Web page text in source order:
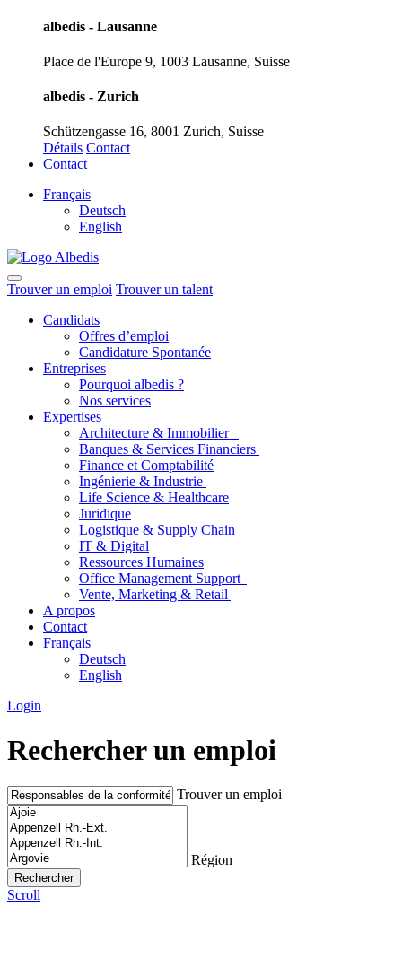
albedis - Lausanne
Place de l'Europe 9, 1003 Lausanne, Suisse
albedis - Zurich
Schützengasse 16, 8001 Zurich, Suisse
Détails Contact
Contact
Français
Deutsch
English
Trouver un emploi Trouver un talent
Candidats
Offres d’emploi
Candidature Spontanée
Entreprises
Pourquoi albedis ?
Nos services
Expertises
Architecture & Immobilier
Banques & Services Financiers
Finance et Comptabilité
Ingénierie & Industrie
Life Science & Healthcare
Juridique
Logistique & Supply Chain
IT & Digital
Ressources Humaines
Office Management Support
Vente, Marketing & Retail
A propos
Contact
Français
Deutsch
English
Login
Rechercher un emploi
Trouver un emploi
Région
Scroll